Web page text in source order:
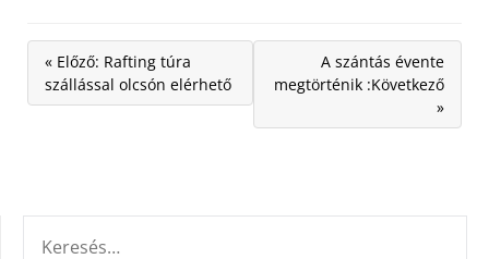
« Előző: Rafting túra
szállással olcsón elérhető
A szántás évente
megtörténik :Következő
»